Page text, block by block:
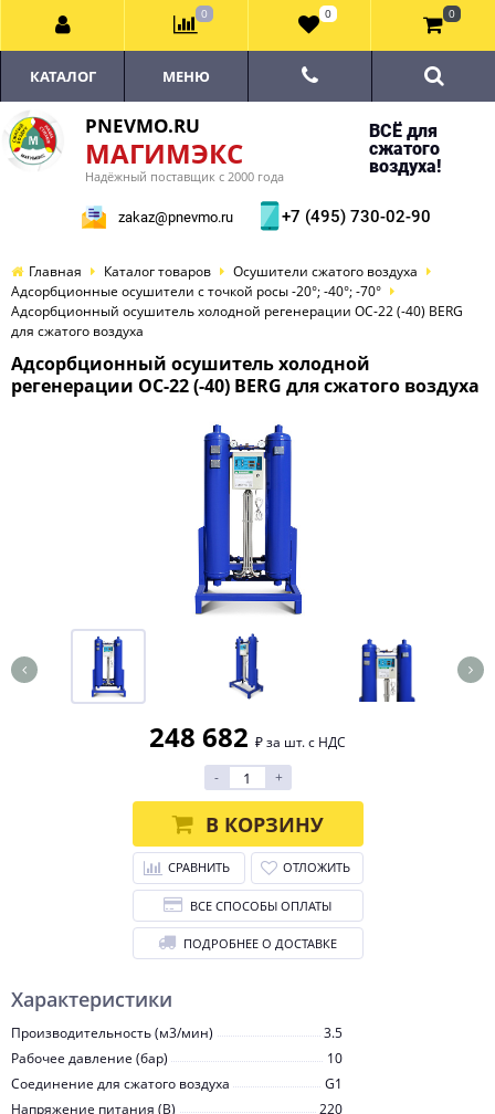
PNEVMO.RU
МАГИМЭКС
Надёжный поставщик с 2000 года
ВСЁ для
сжатого
воздуха!
zakaz@pnevmo.ru +7 (495) 730-02-90
КАТАЛОГ МЕНЮ
Главная Каталог товаров
Осушители сжатого воздуха
Адсорбционные осушители с точкой росы -20°; -40°; -70°
Адсорбционный осушитель холодной регенерации ОС-22 (-40) BERG
для сжатого воздуха
Адсорбционный осушитель холодной
регенерации ОС-22 (-40) BERG для сжатого воздуха
Характеристики
Производительность (м3/мин)
3.5
Рабочее давление (бар)
10
Соединение для сжатого воздуха
G1
Напряжение питания (В)
220
248 682 ₽ за шт. с НДС
-
+
В КОРЗИНУ
СРАВНИТЬ ОТЛОЖИТЬ
ВСЕ СПОСОБЫ ОПЛАТЫ
ПОДРОБНЕЕ О ДОСТАВКЕ
0 0 0